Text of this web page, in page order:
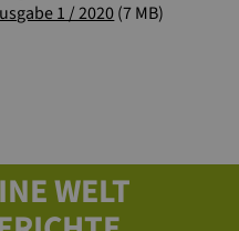
1 / 2020(7 MB)
WELT